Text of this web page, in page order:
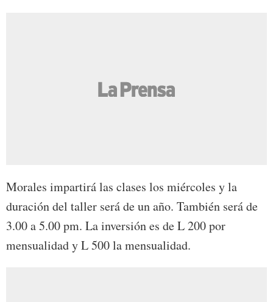
Morales impartirá las clases los miércoles y la
duración del taller será de un año. También será de
3.00 a 5.00 pm. La inversión es de L 200 por
mensualidad y L 500 la mensualidad.